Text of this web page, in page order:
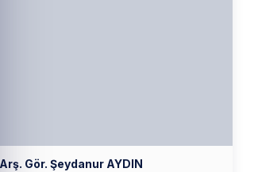
Arş. Gör. Şeydanur AYDIN